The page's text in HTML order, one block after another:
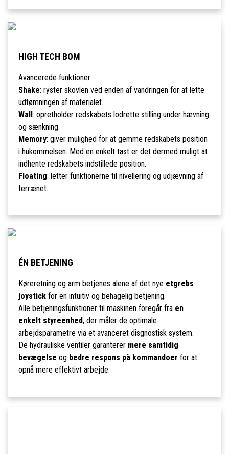
HIGH TECH BOM
Avancerede funktioner:
Shake: ryster skovlen ved enden af vandringen for at lette
udtømningen af materialet.
Wall : opretholder redskabets lodrette stilling under hævning
og sænkning.
Memory: giver mulighed for at gemme redskabets position
i hukommelsen. Med en enkelt tast er det dermed muligt at
indhente redskabets indstillede position.
Floating: letter funktionerne til nivellering og udjævning af
terrænet.
ÉN BETJENING
Køreretning og arm betjenes alene af det nye etgrebs
joystickfor en intuitiv og behagelig betjening.
Alle betjeningsfunktioner til maskinen foregår fra en
enkelt styreenhed, der måler de optimale
arbejdsparametre via et avanceret disgnostisk system.
De hydrauliske ventiler garanterer mere samtidig
bevægelse og bedre respons på kommandoer for at
opnå mere effektivt arbejde.